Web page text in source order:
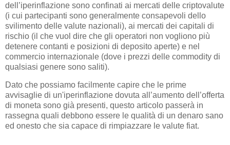
dell’iperinflazione sono confinati ai mercati delle criptovalute
(i cui partecipanti sono generalmente consapevoli dello
svilimento delle valute nazionali), ai mercati dei capitali di
rischio (il che vuol dire che gli operatori non vogliono più
detenere contanti e posizioni di deposito aperte) e nel
commercio internazionale (dove i prezzi delle commodity di
qualsiasi genere sono saliti).
Dato che possiamo facilmente capire che le prime
avvisaglie di un'iperinflazione dovuta all’aumento dell’offerta
di moneta sono già presenti, questo articolo passerà in
rassegna quali debbono essere le qualità di un denaro sano
ed onesto che sia capace di rimpiazzare le valute fiat.